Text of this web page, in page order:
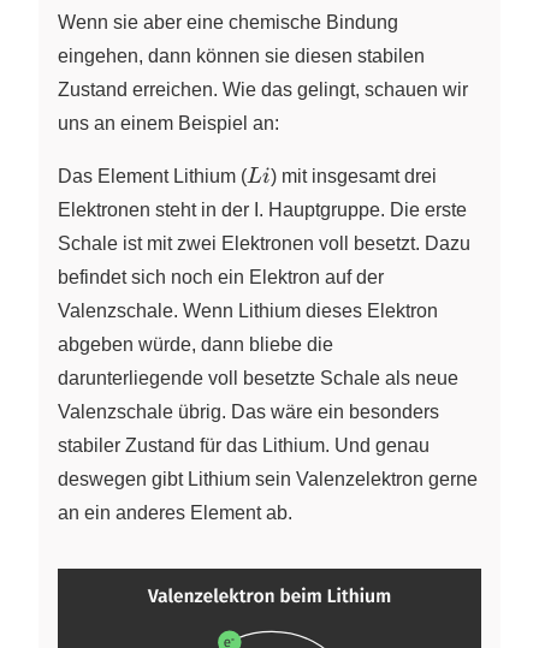
Wenn sie aber eine chemische Bindung
eingehen, dann können sie diesen stabilen
Zustand erreichen. Wie das gelingt, schauen wir
uns an einem Beispiel an:
Das Element Lithium (Li
Li) mit insgesamt drei
Elektronen steht in der I. Hauptgruppe. Die erste
Schale ist mit zwei Elektronen voll besetzt. Dazu
befindet sich noch ein Elektron auf der
Valenzschale. Wenn Lithium dieses Elektron
abgeben würde, dann bliebe die
darunterliegende voll besetzte Schale als neue
Valenzschale übrig. Das wäre ein besonders
stabiler Zustand für das Lithium. Und genau
deswegen gibt Lithium sein Valenzelektron gerne
an ein anderes Element ab.